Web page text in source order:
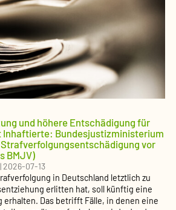
und höhere Entschädigung für
Inhaftierte: Bundesjustizministerium
vor
BMJV)
|2026-07-13
in Deutschland letztlich zu
erlitten hat, soll künftig eine
erhalten. Das betrifft Fälle, in denen eine